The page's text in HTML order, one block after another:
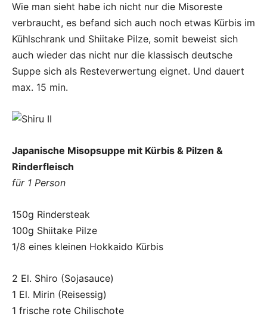
Wie man sieht habe ich nicht nur die Misoreste
verbraucht, es befand sich auch noch etwas Kürbis im
Kühlschrank und Shiitake Pilze, somit beweist sich
auch wieder das nicht nur die klassisch deutsche
Suppe sich als Resteverwertung eignet. Und dauert
max. 15 min.
Japanische Misopsuppe mit Kürbis & Pilzen &
Rinderfleisch
für 1 Person
150g Rindersteak
100g Shiitake Pilze
1/8 eines kleinen Hokkaido Kürbis
2 El. Shiro (Sojasauce)
1 El. Mirin (Reisessig)
1 frische rote Chilischote